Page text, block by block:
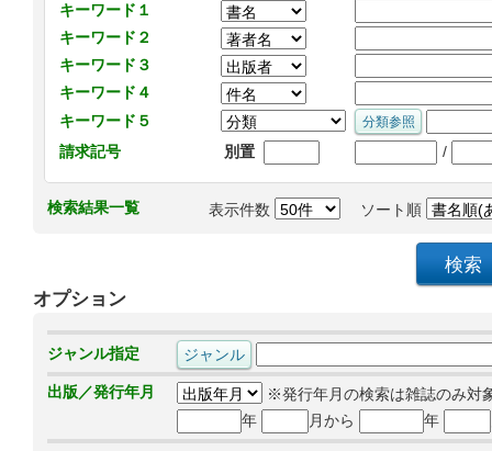
キーワード１
キーワード２
キーワード３
キーワード４
キーワード５
請求記号
別置 /
検索結果一覧 表示件数 ソート順
オプション
ジャンル指定
出版／発行年月
※発行年月の検索は雑誌のみ対
年
月から 年